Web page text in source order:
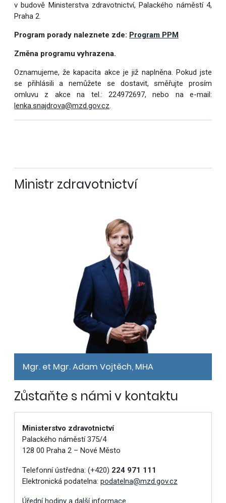
v budově Ministerstva zdravotnictví, Palackého náměstí 4,
Praha 2.
Program porady naleznete zde: Program PPM
Změna programu vyhrazena.
Oznamujeme, že kapacita akce je již naplněna. Pokud jste
se přihlásili a nemůžete se dostavit, směřujte prosím
omluvu z akce na tel.: 224972697, nebo na e-mail:
lenka.snajdrova@mzd.gov.cz.
Ministr zdravotnictví
Mgr. et Mgr. Adam Vojtěch, MHA
Zůstaňte s námi v kontaktu
Ministerstvo zdravotnictví
Palackého náměstí 375/4
128 00 Praha 2 – Nové Město
Telefonní ústředna: (+420) 224 971 111
Elektronická podatelna: podatelna@mzd.gov.cz
Úřední hodiny a další informace